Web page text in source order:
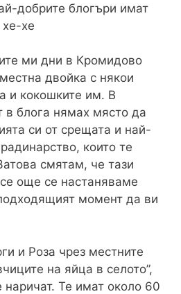
добрите блогъри имат
хе
ми дни в Кромидово
двойка с някои
и кокошките им. В
в блога нямах място да
си от срещата и най-
които те
смятам, че тази
още се настаняваме
момент да ви
и Роза чрез местните
на яйца в селото”,
наричат. Те имат около 60